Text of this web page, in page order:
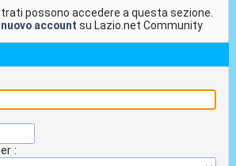
possono accedere a questa sezione.
account su Lazio.net Community
: